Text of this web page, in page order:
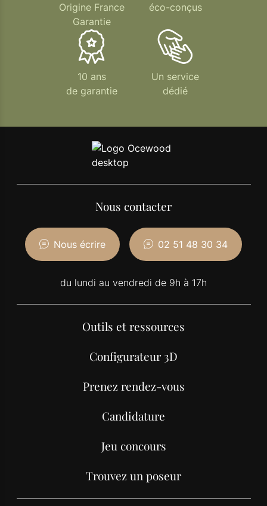
Origine France
Garantie
éco-conçus
10 ans
de garantie
Un service
dédié
Outils et ressources
Configurateur 3D
Prenez rendez-vous
Candidature
Jeu concours
Trouvez un poseur
Nous contacter
Nous écrire 02 51 48 30 34
du lundi au vendredi de 9h à 17h